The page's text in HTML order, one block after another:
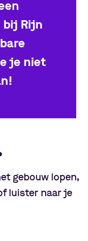
bij Rijn
je niet
gebouw lopen,
luister naar je